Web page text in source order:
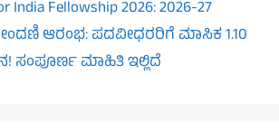
India Fellowship 2026: 2026-27
ಆರಂಭ: ಪದವೀಧರರಿಗೆ ಮಾಸಿಕ 1.10
ಸಂಪೂರ್ಣ ಮಾಹಿತಿ ಇಲ್ಲಿದೆ